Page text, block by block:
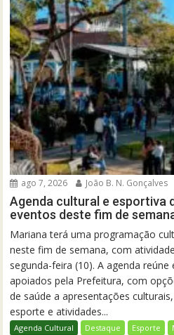
ago 7, 2026 João B. N. Gonçalves
Agenda cultural e esportiva
eventos deste fim de
Mariana terá uma programação
neste fim de semana, com
segunda-feira (10). A agenda
apoiados pela Prefeitura, com
de saúde a apresentações
esporte e atividades...
Agenda Cultural Destaque Esporte